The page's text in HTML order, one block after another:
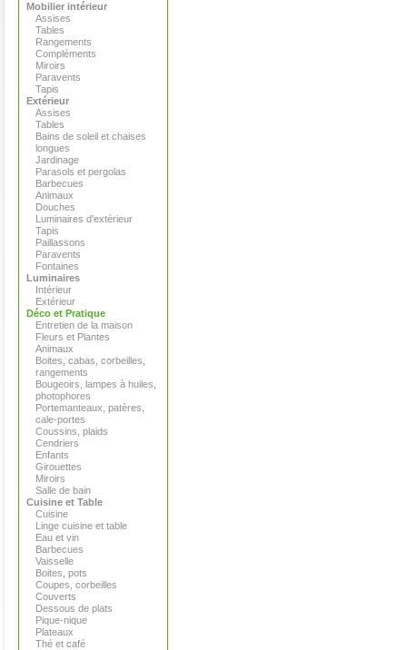
Mobilier intérieur
Assises
Tables
Rangements
Compléments
Miroirs
Paravents
Tapis
Extérieur
Assises
Tables
Bains de soleil et chaises
longues
Jardinage
Parasols et pergolas
Barbecues
Animaux
Douches
Luminaires d'extérieur
Tapis
Paillassons
Paravents
Fontaines
Luminaires
Intérieur
Extérieur
Déco et Pratique
Entretien de la maison
Fleurs et Plantes
Animaux
Boites, cabas, corbeilles,
rangements
Bougeoirs, lampes à huiles,
photophores
Portemanteaux, patères,
cale-portes
Coussins, plaids
Cendriers
Enfants
Girouettes
Miroirs
Salle de bain
Cuisine et Table
Cuisine
Linge cuisine et table
Eau et vin
Barbecues
Vaisselle
Boites, pots
Coupes, corbeilles
Couverts
Dessous de plats
Pique-nique
Plateaux
Thé et café